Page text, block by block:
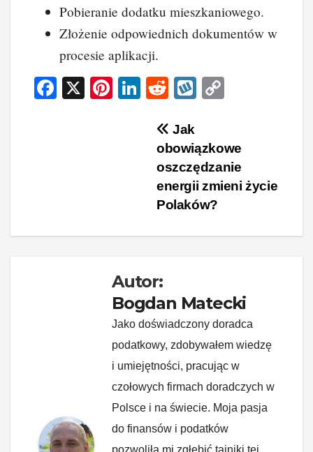
Pobieranie dodatku mieszkaniowego.
Złożenie odpowiednich dokumentów w
procesie aplikacji.
F
k
X
Pi
Li
dI
R
d
di
t
W
p
y
Li
Jak
obowiązkowe
oszczędzanie
energii zmieni życie
Polaków?
Autor:
Bogdan Matecki
Jako doświadczony doradca
podatkowy, zdobywałem wiedzę
i umiejętności, pracując w
czołowych firmach doradczych w
Polsce i na świecie. Moja pasja
do finansów i podatków